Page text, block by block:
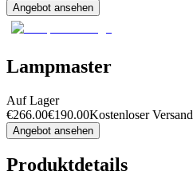
Angebot ansehen
Lampmaster
Auf Lager
€266.00€190.00Kostenloser Versand
Angebot ansehen
Produktdetails